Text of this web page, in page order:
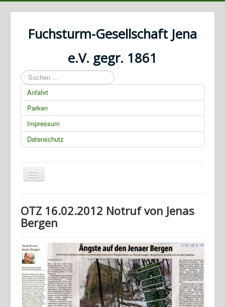
Fuchsturm-Gesellschaft Jena
e.V. gegr. 1861
Suchen
...
Anfahrt
Parken
Impressum
Datenschutz
Navigation
an/aus
OTZ 16.02.2012 Notruf von Jenas
Bergen